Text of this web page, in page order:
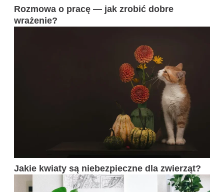
Rozmowa o pracę — jak zrobić dobre
wrażenie?
Jakie kwiaty są niebezpieczne dla zwierząt?